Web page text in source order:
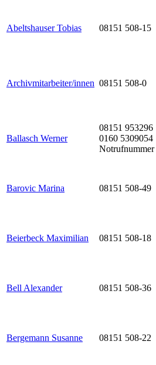
Abeltshauser Tobias 08151 508-15
Archivmitarbeiter/innen 08151 508-0
Ballasch Werner
08151 953296
0160 5309054
Notrufnummer
Barovic Marina 08151 508-49
Beierbeck Maximilian 08151 508-18
Bell Alexander 08151 508-36
Bergemann Susanne 08151 508-22